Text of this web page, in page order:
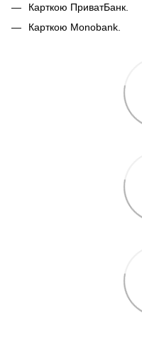
Карткою ПриватБанк.
Карткою Monobank.